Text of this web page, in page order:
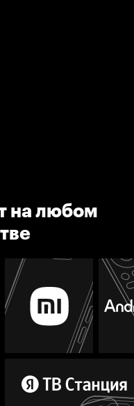
на любом